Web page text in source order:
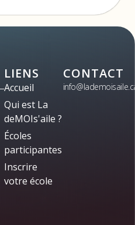
LIENS
Accueil
Qui est La
deMOIs'aile ?
Écoles
participantes
Inscrire
votre école
CONTACT